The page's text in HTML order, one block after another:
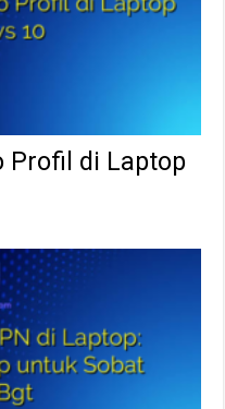
Profil di Laptop